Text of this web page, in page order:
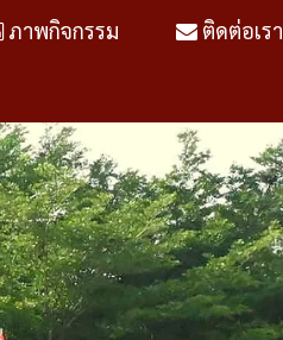
ภาพกิจกรรม ติดต่อเรา